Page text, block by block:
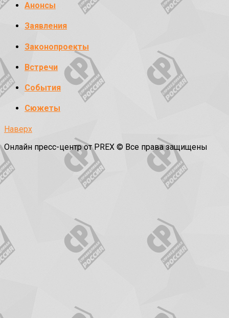
Анонсы
Заявления
Законопроекты
Встречи
События
Сюжеты
Наверх
Онлайн пресс-центр от PREX © Все права защищены